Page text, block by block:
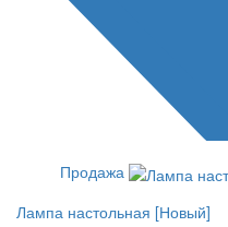
Продажа
Лампа настольная [Новый]